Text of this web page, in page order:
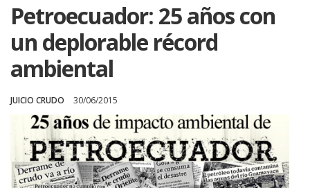
Petroecuador: 25 años con
un deplorable récord
ambiental
JUICIO CRUDO 30/06/2015